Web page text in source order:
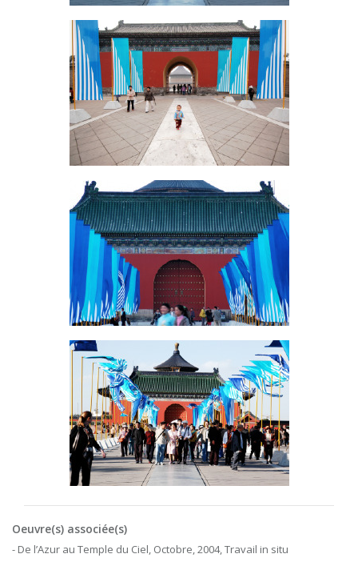
Oeuvre(s) associée(s)
- De l’Azur au Temple du Ciel, Octobre, 2004, Travail in situ